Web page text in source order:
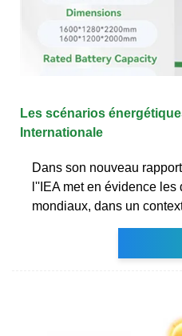
Les scénarios
Internationale
Dans son nouveau
l''IEA met en évidence
mondiaux, dans un